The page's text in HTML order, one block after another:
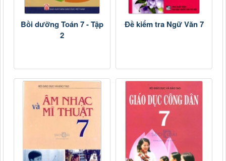
Bồi dưỡng Toán 7 - Tập
2
Đề kiểm tra Ngữ Văn 7